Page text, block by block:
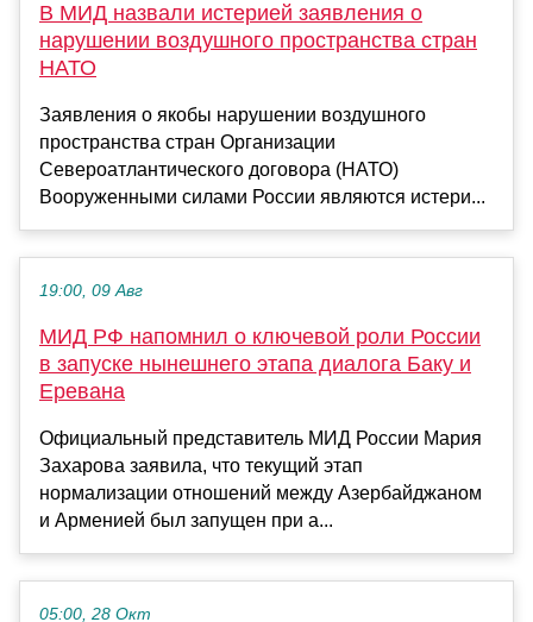
В МИД назвали истерией заявления о
нарушении воздушного пространства стран
НАТО
Заявления о якобы нарушении воздушного
пространства стран Организации
Североатлантического договора (НАТО)
Вооруженными силами России являются истери...
19:00, 09 Авг
МИД РФ напомнил о ключевой роли России
в запуске нынешнего этапа диалога Баку и
Еревана
Официальный представитель МИД России Мария
Захарова заявила, что текущий этап
нормализации отношений между Азербайджаном
и Арменией был запущен при а...
05:00, 28 Окт